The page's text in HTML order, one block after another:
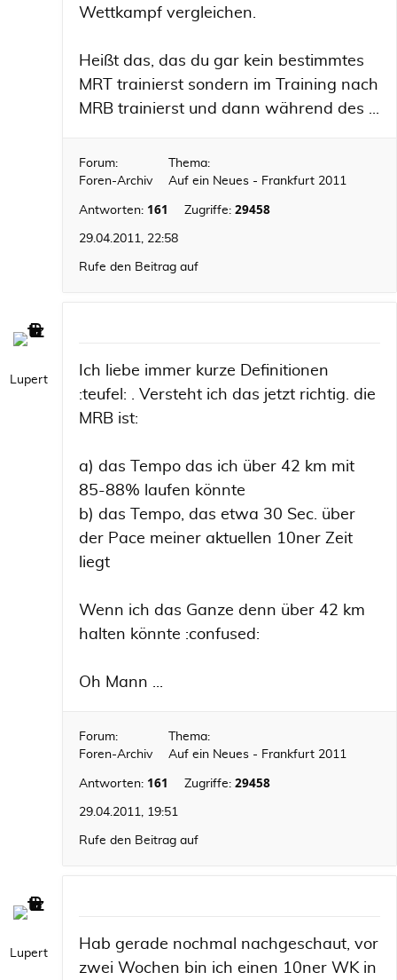
Wettkampf vergleichen.
Heißt das, das du gar kein bestimmtes
MRT trainierst sondern im Training nach
MRB trainierst und dann während des ...
Forum:
Foren-Archiv
Thema:
Auf ein Neues - Frankfurt 2011
Antworten: 161 Zugriffe: 29458
29.04.2011, 22:58
Rufe den Beitrag auf
Lupert
Ich liebe immer kurze Definitionen
:teufel: . Versteht ich das jetzt richtig. die
MRB ist:
a) das Tempo das ich über 42 km mit
85-88% laufen könnte
b) das Tempo, das etwa 30 Sec. über
der Pace meiner aktuellen 10ner Zeit
liegt
Wenn ich das Ganze denn über 42 km
halten könnte :confused:
Oh Mann ...
Forum:
Foren-Archiv
Thema:
Auf ein Neues - Frankfurt 2011
Antworten: 161 Zugriffe: 29458
29.04.2011, 19:51
Rufe den Beitrag auf
Lupert
Hab gerade nochmal nachgeschaut, vor
zwei Wochen bin ich einen 10ner WK in